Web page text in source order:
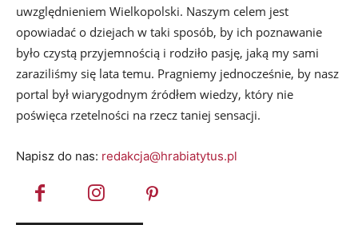
uwzględnieniem Wielkopolski. Naszym celem jest
opowiadać o dziejach w taki sposób, by ich poznawanie
było czystą przyjemnością i rodziło pasję, jaką my sami
zaraziliśmy się lata temu. Pragniemy jednocześnie, by nasz
portal był wiarygodnym źródłem wiedzy, który nie
poświęca rzetelności na rzecz taniej sensacji.
Napisz do nas: redakcja@hrabiatytus.pl